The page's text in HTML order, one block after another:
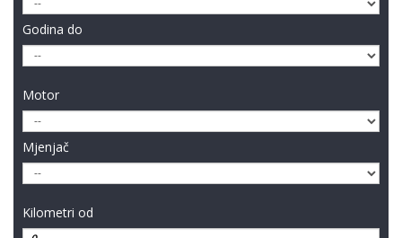
Godina do
Motor
Mjenjač
Kilometri od